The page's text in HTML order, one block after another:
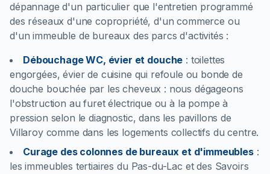
dépannage d'un particulier que l'entretien programmé
des réseaux d'une copropriété, d'un commerce ou
d'un immeuble de bureaux des parcs d'activités :
Débouchage WC, évier et douche : toilettes
engorgées, évier de cuisine qui refoule ou bonde de
douche bouchée par les cheveux : nous dégageons
l'obstruction au furet électrique ou à la pompe à
pression selon le diagnostic, dans les pavillons de
Villaroy comme dans les logements collectifs du centre.
Curage des colonnes de bureaux et d'immeubles:
les immeubles tertiaires du Pas-du-Lac et des Savoirs